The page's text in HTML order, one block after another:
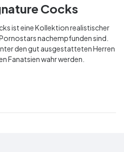
Cocks
ist eine Kollektion realistischer
nachempfunden sind.
den gut ausgestatteten Herren
Fanatsien wahr werden.